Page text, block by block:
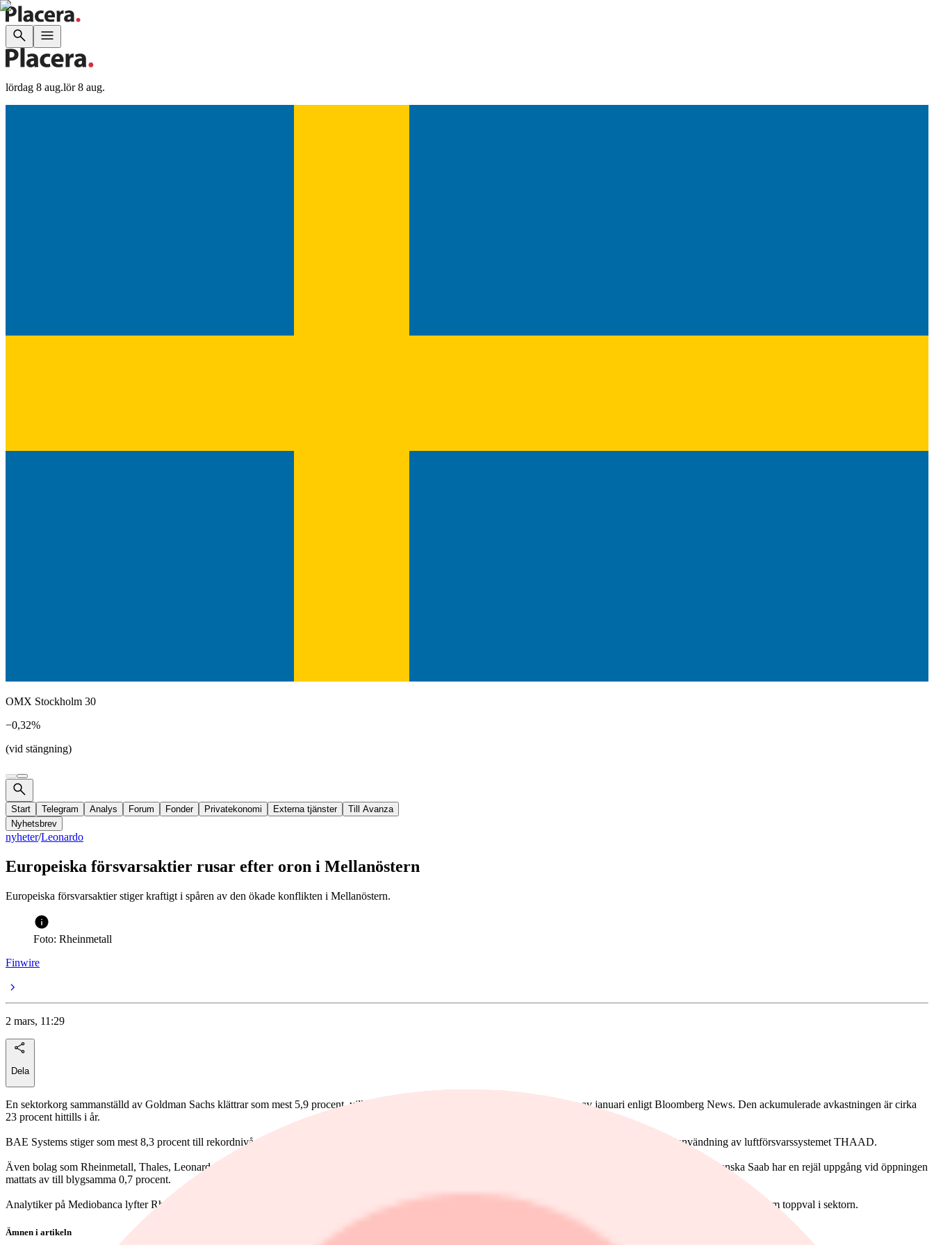
lördag 8 aug.lör 8 aug.
OMX Stockholm 30
−0,32%
(vid stängning)
Start Telegram Analys Forum Fonder Privatekonomi Externa tjänster
Till Avanza
Nyhetsbrev
nyheter/Leonardo
Europeiska försvarsaktier rusar efter oron i Mellanöstern
Europeiska försvarsaktier stiger kraftigt i spåren av den ökade konflikten i Mellanöstern.
Foto: Rheinmetall
Finwire
2 mars, 11:29
Dela
En sektorkorg sammanställd av Goldman Sachs klättrar som mest 5,9 procent, vilket motsvarar den största uppgången sedan början av januari enligt Bloomberg News. Den ackumulerade avkastningen är cirka
23 procent hittills i år.
BAE Systems stiger som mest 8,3 procent till rekordnivå. JP Morgan pekar ut bolaget som mest exponerat mot konflikten, bland annat kopplat till USA:s användning av luftförsvarssystemet THAAD.
Även bolag som Rheinmetall, Thales, Leonardo, Hensoldt, Chemring, Saab, Dassault Aviation, Indra Sistemas och Kongsberg noterar uppgångar. När det gäller svenska Saab har en rejäl uppgång vid öppningen
mattats av till blygsamma 0,7 procent.
Analytiker på Mediobanca lyfter Rheinmetall, givet det “uppenbara behovet av att stärka kortdistansluftförsvarssystemen i Mellanöstern”, samt Leonardo och Indra Sistemas som toppval i sektorn.
Ämnen i artikeln